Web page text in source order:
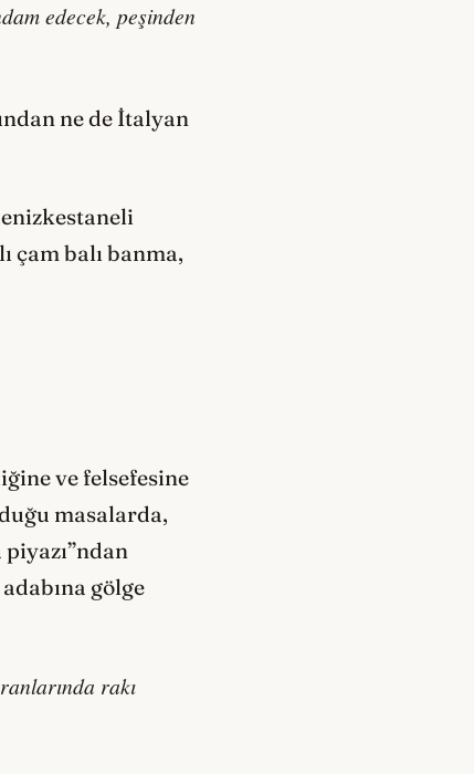
edecek, peşinden
ne de İtalyan
çam balı banma,
ve felsefesine
masalarda,
gölge
rakı